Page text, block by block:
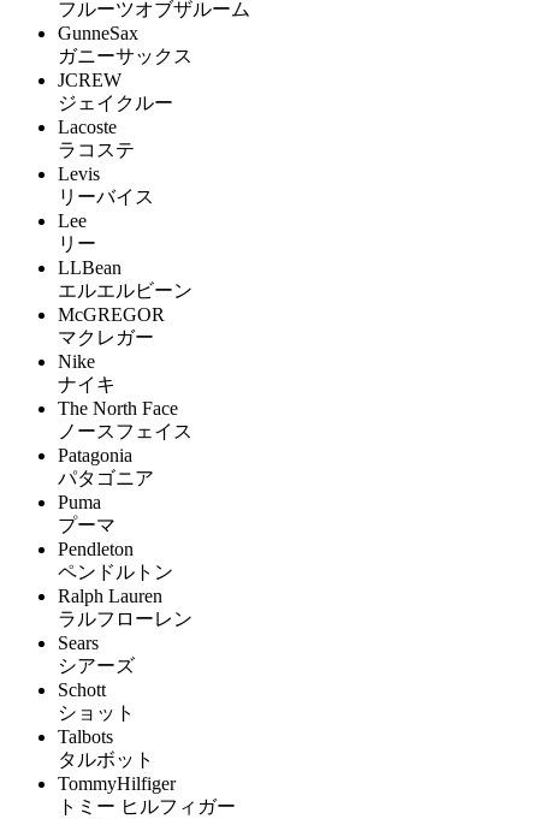
フルーツオブザルーム
GunneSax
ガニーサックス
JCREW
ジェイクルー
Lacoste
ラコステ
Levis
リーバイス
Lee
リー
LLBean
エルエルビーン
McGREGOR
マクレガー
Nike
ナイキ
The North Face
ノースフェイス
Patagonia
パタゴニア
Puma
プーマ
Pendleton
ペンドルトン
Ralph Lauren
ラルフローレン
Sears
シアーズ
Schott
ショット
Talbots
タルボット
TommyHilfiger
トミー ヒルフィガー